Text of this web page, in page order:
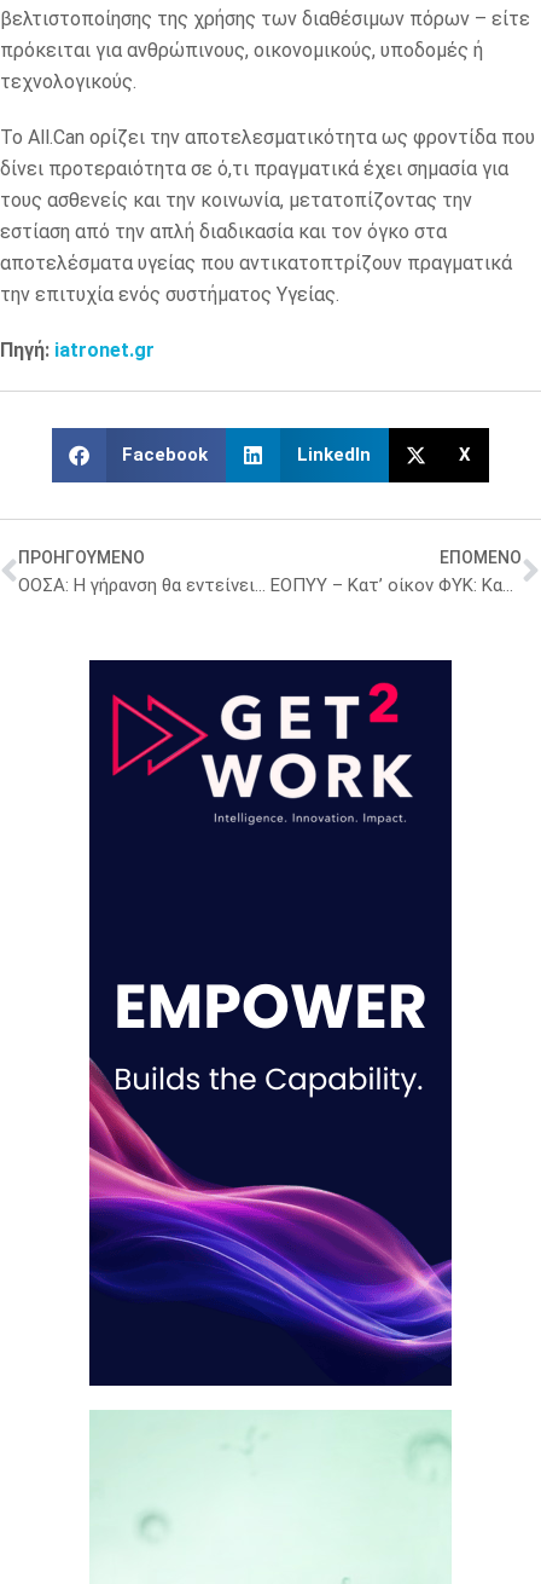
βελτιστοποίησης της χρήσης των διαθέσιμων πόρων – είτε
πρόκειται για ανθρώπινους, οικονομικούς, υποδομές ή
τεχνολογικούς.
Το All.Can ορίζει την αποτελεσματικότητα ως φροντίδα που
δίνει προτεραιότητα σε ό,τι πραγματικά έχει σημασία για
τους ασθενείς και την κοινωνία, μετατοπίζοντας την
εστίαση από την απλή διαδικασία και τον όγκο στα
αποτελέσματα υγείας που αντικατοπτρίζουν πραγματικά
την επιτυχία ενός συστήματος Υγείας.
Πηγή: iatronet.gr
Facebook LinkedIn X
ΠΡΟΗΓΟΥΜΕΝΟ
ΟΟΣΑ: Η γήρανση θα εντείνει τις πιέσεις στους τομείς υγείας και μακροχρόνιας φροντίδας
ΕΠΟΜΕΝΟ
ΕΟΠΥΥ – Κατ’ οίκον ΦΥΚ: Καλύφθηκαν 141.047 ασθενείς το τετράμηνο [πίνακας]